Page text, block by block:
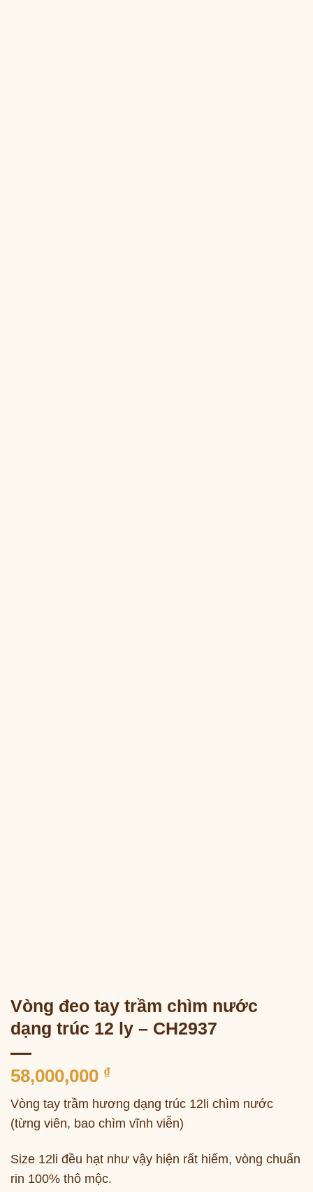
Vòng đeo tay trầm chìm nước
dạng trúc 12 ly – CH2937
58,000,000 ₫
Vòng tay trầm hương dạng trúc 12li chìm nước
(từng viên, bao chìm vĩnh viễn)
Size 12li đều hạt như vậy hiện rất hiếm, vòng chuẩn
rin 100% thô mộc.